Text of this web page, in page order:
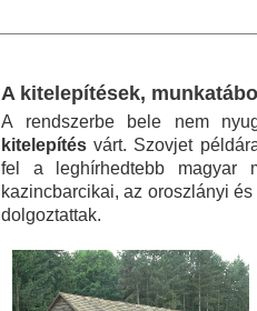
A kitelepítések,
A rendszerbe bele nem
kitelepítés várt. Szovjet
fel a leghírhedtebb magyar
kazincbarcikai, az oroszlányi
dolgoztattak.